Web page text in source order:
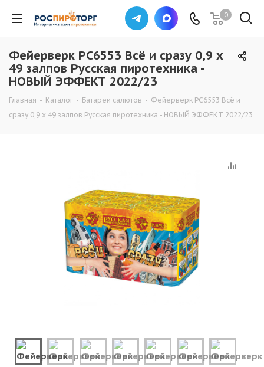
0
Фейерверк РС6553 Всё и сразу 0,9 х
49 залпов Русская пиротехника -
НОВЫЙ ЭФФЕКТ 2022/23
Главная - Каталог - Батареи салютов - Фейерверк РС6553 Всё и
сразу 0,9 х 49 залпов Русская пиротехника - НОВЫЙ ЭФФЕКТ 2022/23